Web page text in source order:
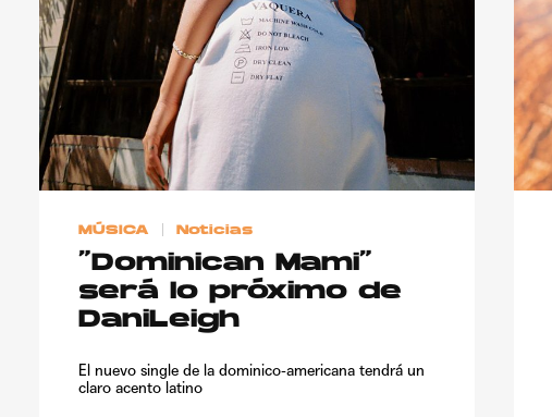
MÚSICA Noticias
“Dominican Mami”
será lo próximo de
DaniLeigh
El nuevo single de la dominico-americana tendrá un
claro acento latino